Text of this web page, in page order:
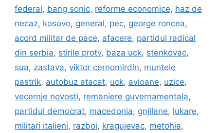
federal, bang sonic, reforme economice, haz de
necaz, kosovo, general, pec, george roncea,
acord militar de pace, afacere, partidul radical
din serbia, stirile protv, baza uck, stenkovac,
sua, zastava, viktor cernomirdin, muntele
pastrik, autobuz atacat, uck, avioane, uzice,
vecernje novosti, remaniere guvernamentala,
partidul democrat, macedonia, gnjilane, lukare,
militari italieni, razboi, kragujevac, metohia,